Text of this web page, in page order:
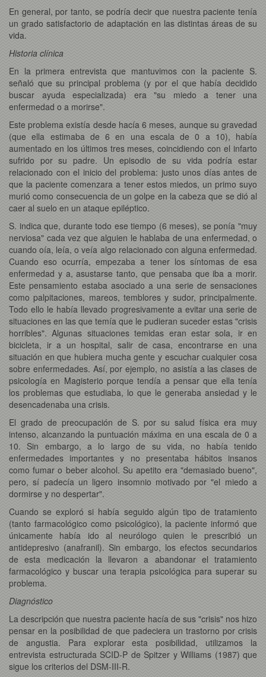
En general, por tanto, se podría decir que nuestra paciente tenía
un grado satisfactorio de adaptación en las distintas áreas de su
vida.
Historia clínica
En la primera entrevista que mantuvimos con la paciente S.
señaló que su principal problema (y por el que había decidido
buscar ayuda especializada) era "su miedo a tener una
enfermedad o a morirse".
Este problema existía desde hacía 6 meses, aunque su gravedad
(que ella estimaba de 6 en una escala de 0 a 10), había
aumentado en los últimos tres meses, coincidiendo con el infarto
sufrido por su padre. Un episodio de su vida podría estar
relacionado con el inicio del problema: justo unos días antes de
que la paciente comenzara a tener estos miedos, un primo suyo
murió como consecuencia de un golpe en la cabeza que se dió al
caer al suelo en un ataque epiléptico.
S. indica que, durante todo ese tiempo (6 meses), se ponía "muy
nerviosa" cada vez que alguien le hablaba de una enfermedad, o
cuando oía, leía, o veía algo relacionado con alguna enfermedad.
Cuando eso ocurría, empezaba a tener los síntomas de esa
enfermedad y a, asustarse tanto, que pensaba que iba a morir.
Este pensamiento estaba asociado a una serie de sensaciones
como palpitaciones, mareos, temblores y sudor, principalmente.
Todo ello le había llevado progresivamente a evitar una serie de
situaciones en las que temía que le pudieran suceder estas "crisis
horribles". Algunas situaciones temidas eran estar sola, ir en
bicicleta, ir a un hospital, salir de casa, encontrarse en una
situación en que hubiera mucha gente y escuchar cualquier cosa
sobre enfermedades. Así, por ejemplo, no asistía a las clases de
psicología en Magisterio porque tendía a pensar que ella tenía
los problemas que estudiaba, lo que le generaba ansiedad y le
desencadenaba una crisis.
El grado de preocupación de S. por su salud física era muy
intenso, alcanzando la puntuación máxima en una escala de 0 a
10. Sin embargo, a lo largo de su vida, no había tenido
enfermedades importantes y no presentaba hábitos insanos
como fumar o beber alcohol. Su apetito era "demasiado bueno",
pero, sí padecía un ligero insomnio motivado por "el miedo a
dormirse y no despertar".
Cuando se exploró si había seguido algún tipo de tratamiento
(tanto farmacológico como psicológico), la paciente informó que
únicamente había ido al neurólogo quien le prescribió un
antidepresivo (anafranil). Sin embargo, los efectos secundarios
de esta medicación la llevaron a abandonar el tratamiento
farmacológico y buscar una terapia psicológica para superar su
problema.
Diagnóstico
La descripción que nuestra paciente hacía de sus "crisis" nos hizo
pensar en la posibilidad de que padeciera un trastorno por crisis
de angustia. Para explorar esta posibilidad, utilizamos la
entrevista estructurada SCID-P de Spitzer y Williams (1987) que
sigue los criterios del DSM-III-R.